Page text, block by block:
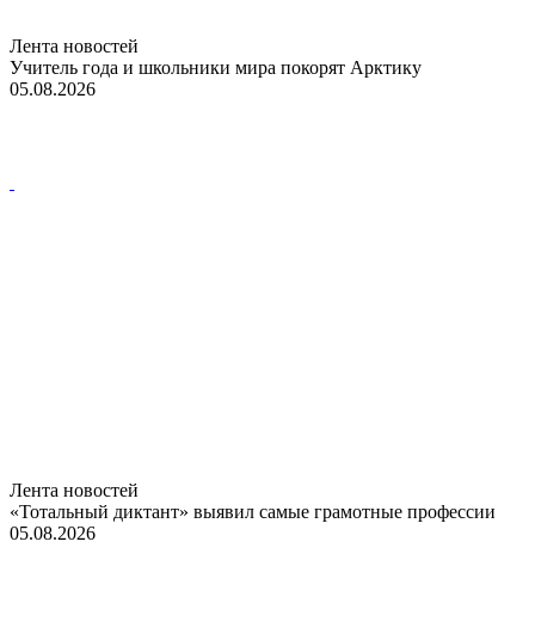
Лента новостей
Учитель года и школьники мира покорят Арктику
05.08.2026
Лента новостей
«Тотальный диктант» выявил самые грамотные профессии
05.08.2026